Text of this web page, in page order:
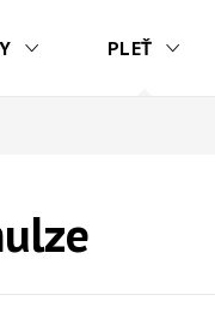
PLEŤ